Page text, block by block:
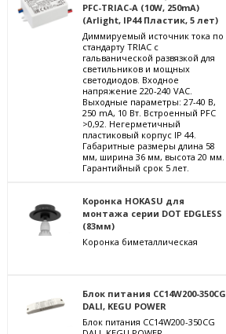
PFC-TRIAC-A (10W, 250mA)
(Arlight, IP44 Пластик, 5 лет)
Диммируемый источник тока по
стандарту TRIAC с
гальванической развязкой для
светильников и мощных
светодиодов. Входное
напряжение 220-240 VAC.
Выходные параметры: 27-40 В,
250 mА, 10 Вт. Встроенный PFC
>0,92. Негерметичный
пластиковый корпус IP 44.
Габаритные размеры длина 58
мм, ширина 36 мм, высота 20 мм.
Гарантийный срок 5 лет.
Коронка HOKASU для
монтажа серии DOT EDGLESS
(83мм)
Коронка биметаллическая
Блок питания CC14W200-350CG
DALI, KEGU POWER
Блок питания CC14W200-350CG